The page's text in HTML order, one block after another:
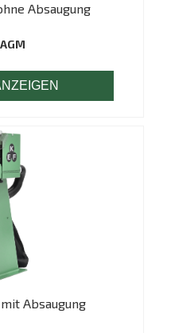
Absaugung
Absaugung